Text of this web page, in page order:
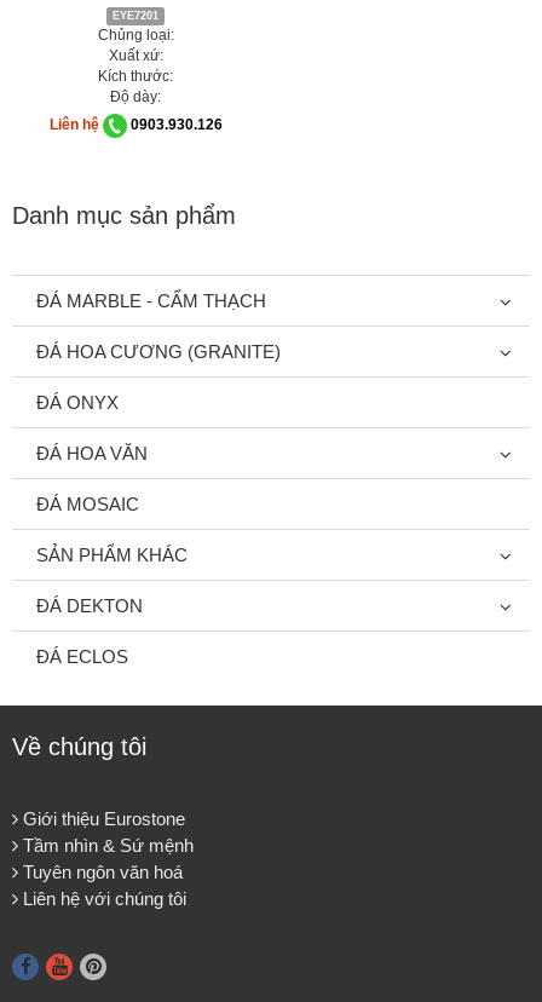
EYE7201
Chủng loại:
Xuất xứ:
Kích thước:
Độ dày:
Liên hệ
0903.930.126
Danh mục sản phẩm
ĐÁ MARBLE - CẨM THẠCH
ĐÁ HOA CƯƠNG (GRANITE)
ĐÁ ONYX
ĐÁ HOA VĂN
ĐÁ MOSAIC
SẢN PHẨM KHÁC
ĐÁ DEKTON
ĐÁ ECLOS
Về chúng tôi
Giới thiệu Eurostone
Tầm nhìn & Sứ mệnh
Tuyên ngôn văn hoá
Liên hệ với chúng tôi